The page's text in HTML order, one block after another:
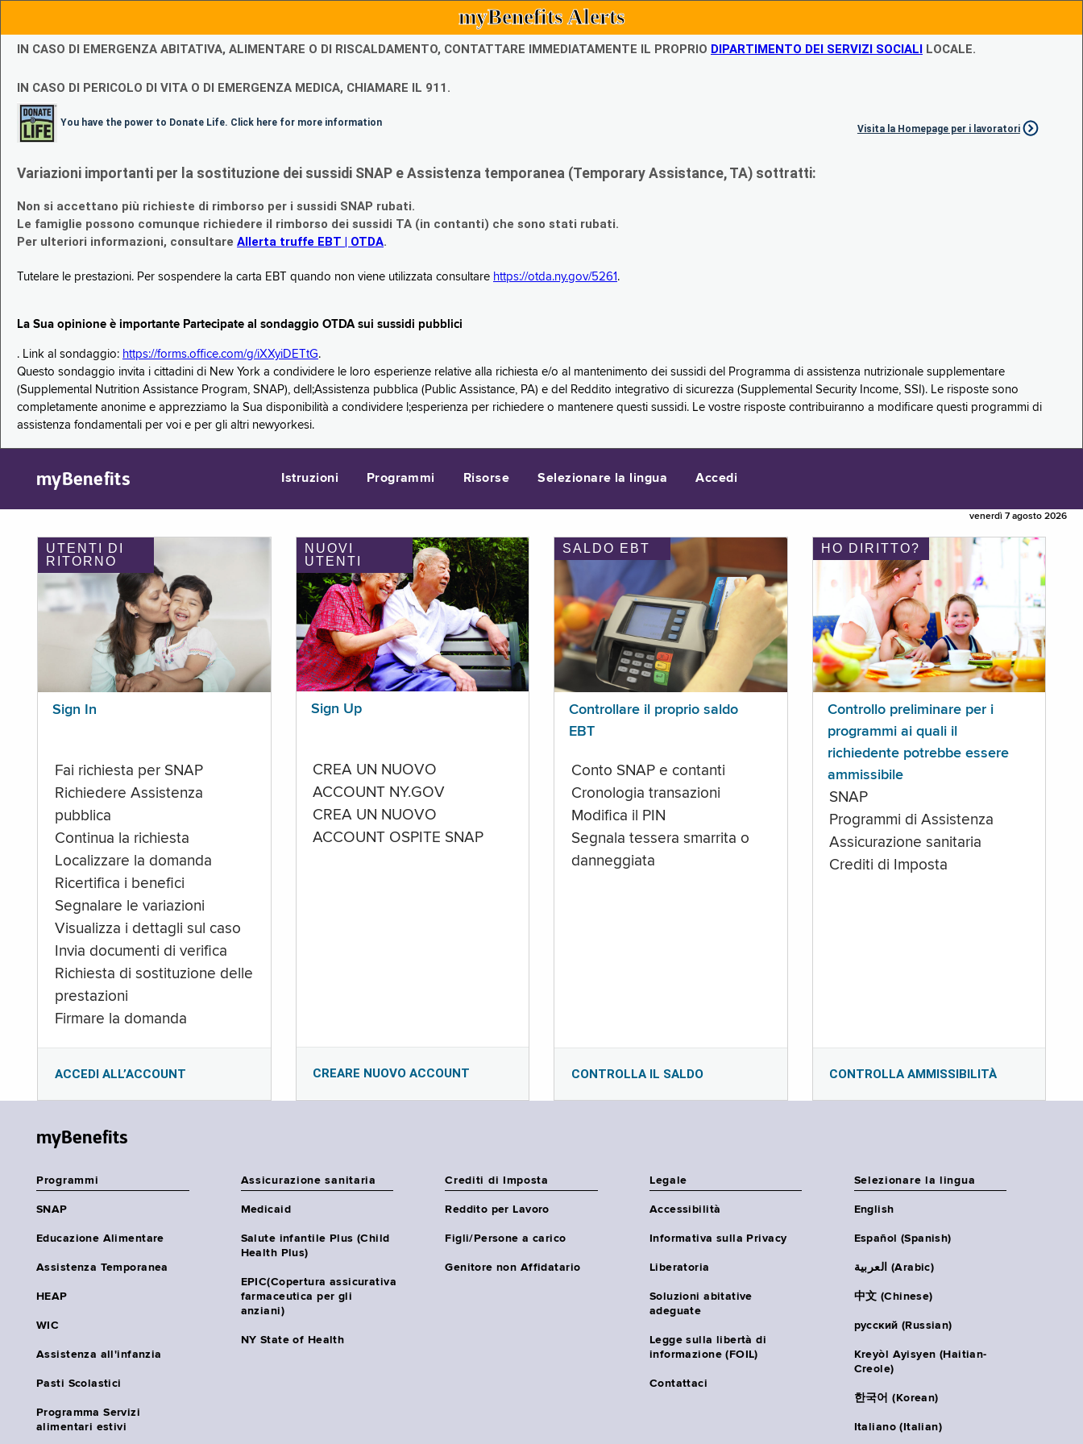
myBenefits Alerts
IN CASO DI EMERGENZA ABITATIVA, ALIMENTARE O DI RISCALDAMENTO, CONTATTARE IMMEDIATAMENTE IL PROPRIO DIPARTIMENTO DEI SERVIZI SOCIALI LOCALE.
IN CASO DI PERICOLO DI VITA O DI EMERGENZA MEDICA, CHIAMARE IL 911.
You have the power to Donate Life. Click here for more information
Visita la Homepage per i lavoratori
Variazioni importanti per la sostituzione dei sussidi SNAP e Assistenza temporanea (Temporary Assistance, TA) sottratti:
Non si accettano più richieste di rimborso per i sussidi SNAP rubati.
Le famiglie possono comunque richiedere il rimborso dei sussidi TA (in contanti) che sono stati rubati.
Per ulteriori informazioni, consultare Allerta truffe EBT | OTDA.
Tutelare le prestazioni. Per sospendere la carta EBT quando non viene utilizzata consultare https://otda.ny.gov/5261 .
La Sua opinione è importante Partecipate al sondaggio OTDA sui sussidi pubblici
. Link al sondaggio: https://forms.office.com/g/iXXyiDETtG.
Questo sondaggio invita i cittadini di New York a condividere le loro esperienze relative alla richiesta e/o al mantenimento dei sussidi del Programma di assistenza nutrizionale supplementare
(Supplemental Nutrition Assistance Program, SNAP), dell;Assistenza pubblica (Public Assistance, PA) e del Reddito integrativo di sicurezza (Supplemental Security Income, SSI). Le risposte sono
completamente anonime e apprezziamo la Sua disponibilità a condividere l;esperienza per richiedere o mantenere questi sussidi. Le vostre risposte contribuiranno a modificare questi programmi di
assistenza fondamentali per voi e per gli altri newyorkesi.
myBenefits Istruzioni Programmi Risorse Selezionare la lingua Accedi
venerdì 7 agosto 2026
UTENTI DI
RITORNO
Sign In
Fai richiesta per SNAP
Richiedere Assistenza
pubblica
Continua la richiesta
Localizzare la domanda
Ricertifica i benefici
Segnalare le variazioni
Visualizza i dettagli sul caso
Invia documenti di verifica
Richiesta di sostituzione delle
prestazioni
Firmare la domanda
ACCEDI ALL’ACCOUNT
NUOVI
UTENTI
Sign Up
CREA UN NUOVO
ACCOUNT NY.GOV
CREA UN NUOVO
ACCOUNT OSPITE SNAP
CREARE NUOVO ACCOUNT
SALDO EBT
Controllare il proprio saldo
EBT
Conto SNAP e contanti
Cronologia transazioni
Modifica il PIN
Segnala tessera smarrita o
danneggiata
CONTROLLA IL SALDO
HO DIRITTO?
Controllo preliminare per i
programmi ai quali il
richiedente potrebbe essere
ammissibile
SNAP
Programmi di Assistenza
Assicurazione sanitaria
Crediti di Imposta
CONTROLLA AMMISSIBILITÀ
myBenefits
Programmi
SNAP
Educazione Alimentare
Assistenza Temporanea
HEAP
WIC
Assistenza all'infanzia
Pasti Scolastici
Programma Servizi
alimentari estivi
Assicurazione sanitaria
Medicaid
Salute infantile Plus (Child
Health Plus)
EPIC(Copertura assicurativa
farmaceutica per gli
anziani)
NY State of Health
Crediti di Imposta
Reddito per Lavoro
Figli/Persone a carico
Genitore non Affidatario
Legale
Accessibilità
Informativa sulla Privacy
Liberatoria
Soluzioni abitative
adeguate
Legge sulla libertà di
informazione (FOIL)
Contattaci
Selezionare la lingua
English
Español (Spanish)
العربية (Arabic)
中文 (Chinese)
русский (Russian)
Kreyòl Ayisyen (Haitian-
Creole)
한국어 (Korean)
Italiano (Italian)